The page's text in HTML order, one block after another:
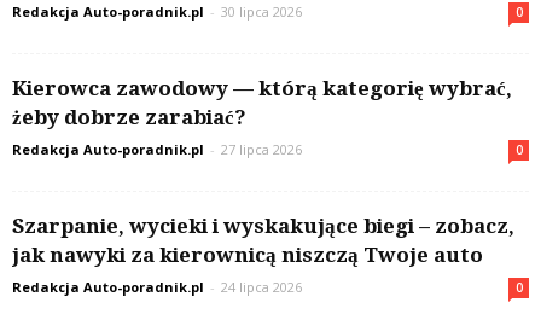
Redakcja Auto-poradnik.pl - 30 lipca 2026 0
Kierowca zawodowy — którą kategorię wybrać,
żeby dobrze zarabiać?
Redakcja Auto-poradnik.pl - 27 lipca 2026 0
Szarpanie, wycieki i wyskakujące biegi – zobacz,
jak nawyki za kierownicą niszczą Twoje auto
Redakcja Auto-poradnik.pl - 24 lipca 2026 0